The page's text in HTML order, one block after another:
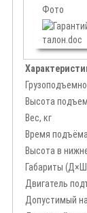
Фото
Высота
Вес, кг
Время подъёма
Высота в
Габариты
Двигатель
Допустимый